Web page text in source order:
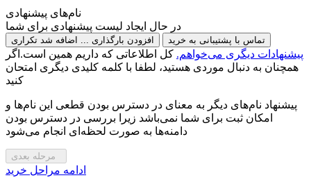
نام‌های پیشنهادی
در حال ایجاد لیست پیشنهادی برای شما
افزودن بارگذاری ... اضافه شد تکراری تماس با پشتیبانی به خرید
پیشنهادات دیگری می‌خواهم. کل اطلاعاتی که داریم همین است.اگر
همچنان به دنبال موردی هستید، لطفا با کلمه کلیدی دیگری امتحان
کنید
پیشنهاد نام‌های دیگر به معنای در دسترس بودن قطعی این نام‌ها و
امکان ثبت برای شما نمی‌باشد زیرا بررسی در دسترس بودن
دامنه‌ها به صورت لحظه‌ای انجام می‌شود
ادامه مراحل خرید